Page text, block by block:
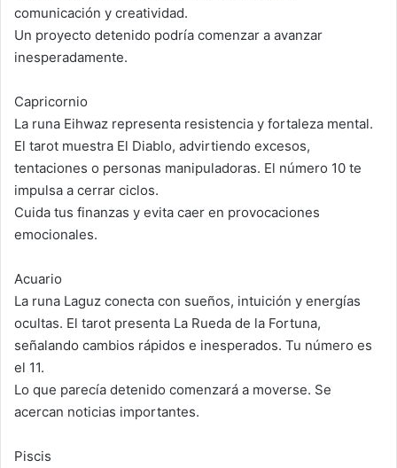
comunicación y creatividad.
Un proyecto detenido podría comenzar a avanzar
inesperadamente.
Capricornio
La runa Eihwaz representa resistencia y fortaleza mental.
El tarot muestra El Diablo, advirtiendo excesos,
tentaciones o personas manipuladoras. El número 10 te
impulsa a cerrar ciclos.
Cuida tus finanzas y evita caer en provocaciones
emocionales.
Acuario
La runa Laguz conecta con sueños, intuición y energías
ocultas. El tarot presenta La Rueda de la Fortuna,
señalando cambios rápidos e inesperados. Tu número es
el 11.
Lo que parecía detenido comenzará a moverse. Se
acercan noticias importantes.
Piscis